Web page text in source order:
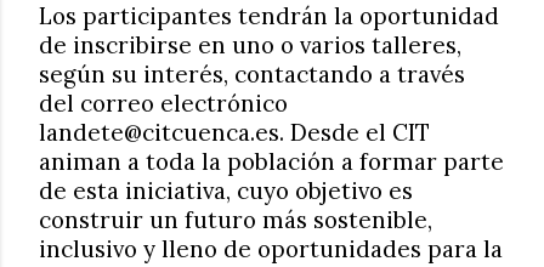
Los participantes tendrán la oportunidad
de inscribirse en uno o varios talleres,
según su interés, contactando a través
del correo electrónico
landete@citcuenca.es. Desde el CIT
animan a toda la población a formar parte
de esta iniciativa, cuyo objetivo es
construir un futuro más sostenible,
inclusivo y lleno de oportunidades para la